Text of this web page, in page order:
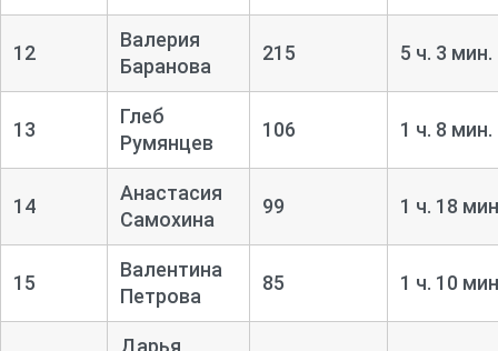
12
Валерия
Баранова
215 5 ч. 3 мин.
13
Глеб
Румянцев
106 1 ч. 8 мин.
14
Анастасия
Самохина
99 1 ч. 18
15
Валентина
Петрова
85 1 ч. 10
Дарья